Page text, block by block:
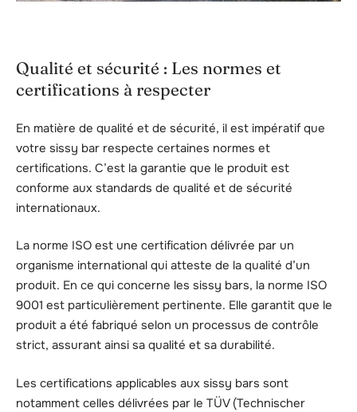
Qualité et sécurité : Les normes et
certifications à respecter
En matière de qualité et de sécurité, il est impératif que
votre sissy bar respecte certaines normes et
certifications. C’est la garantie que le produit est
conforme aux standards de qualité et de sécurité
internationaux.
La norme ISO est une certification délivrée par un
organisme international qui atteste de la qualité d’un
produit. En ce qui concerne les sissy bars, la norme ISO
9001 est particulièrement pertinente. Elle garantit que le
produit a été fabriqué selon un processus de contrôle
strict, assurant ainsi sa qualité et sa durabilité.
Les certifications applicables aux sissy bars sont
notamment celles délivrées par le TÜV (Technischer